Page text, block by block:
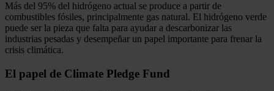
Más del 95% del hidrógeno actual se produce a partir de
combustibles fósiles, principalmente gas natural. El hidrógeno verde
puede ser la pieza que falta para ayudar a descarbonizar las
industrias pesadas y desempeñar un papel importante para frenar la
crisis climática.
El papel de Climate Pledge Fund